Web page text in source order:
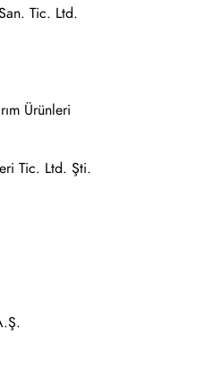
Tic. Ltd.
Ürünleri
Tic. Ltd. Şti.